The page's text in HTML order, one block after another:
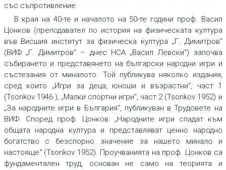
със съпротивление.
В края на 40-те и началото на 50-те години проф. Васил
Цонков (преподавател по история на физическата култура
във Висшия институт за физическа култура „Г. Димитров“
(ВИФ „Г. Димитров“ – днес НСА „Васил Левски“) започва
събирането и представянето на български народни игри и
състезания от миналото. Той публикува няколко издания,
сред които „Игри за деца, юноши и възрастни“, част 1
(Tsonkov 1946.), „Малки спортни игри“, част 2 (Tsonkov 1952) и
„За народните игри в България“, публикуван в Трудовете на
ВИФ. Според проф. Цонков: „Народните игри спадат към
общата народна култура и представляват ценно народно
богатство с безспорно значение за нашето минало и
настояще“ (Tsonkov 1952). Проучванията на проф. Цонков са
фундаментален труд, основан не само на теорията и